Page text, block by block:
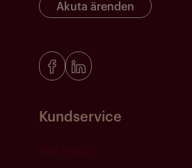
Akuta ärenden
Kundservice